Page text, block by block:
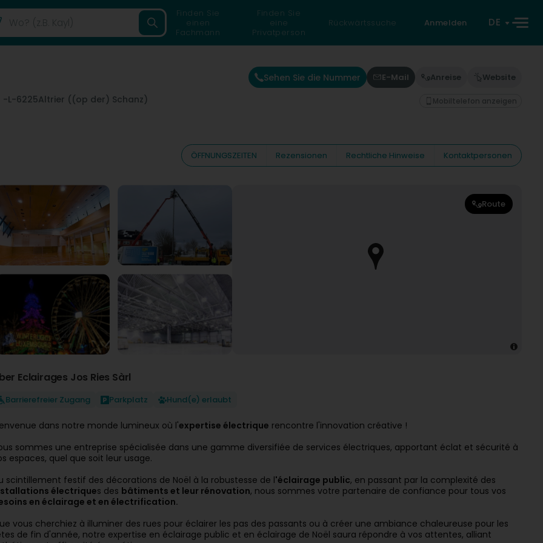
Finden Sie
einen
Fachmann
Finden Sie
eine
Privatperson
Rückwärtssuche Anmelden DE
-L-6225Altrier ((op der) Schanz)
Sehen Sie die Nummer E-Mail Anreise Website
Mobiltelefon anzeigen
ÖFFNUNGSZEITEN Rezensionen Rechtliche Hinweise Kontaktpersonen
Route
Eclairages Jos Ries Sàrl
Barrierefreier Zugang Parkplatz Hund(e) erlaubt
dans notre monde lumineux où l'expertise électrique rencontre l'innovation créative !
sommes une entreprise spécialisée dans une gamme diversifiée de services électriques, apportant éclat et sécurité à
espaces, quel que soit leur usage.
scintillement festif des décorations de Noël à la robustesse de l'éclairage public, en passant par la complexité des
électriques des bâtiments et leur rénovation, nous sommes votre partenaire de confiance pour tous vos
en éclairage et en électrification.
vous cherchiez à illuminer des rues pour éclairer les pas des passants ou à créer une ambiance chaleureuse pour les
de fin d'année, notre expertise en éclairage public et en éclairage de Noël saura répondre à vos attentes, alliant